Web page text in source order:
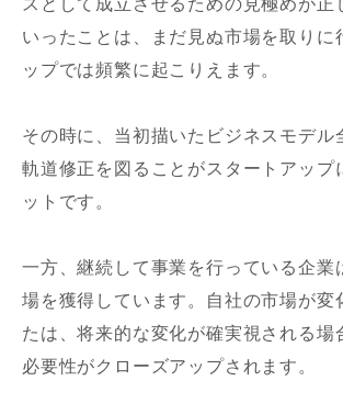
いったことは、まだ見ぬ市場を取りに
ップでは頻繁に起こりえます。
その時に、当初描いたビジネスモデル
軌道修正を図ることがスタートアップ
ットです。
一方、継続して事業を行っている企業
場を獲得しています。自社の市場が変
たは、将来的な変化が確実視される場
必要性がクローズアップされます。